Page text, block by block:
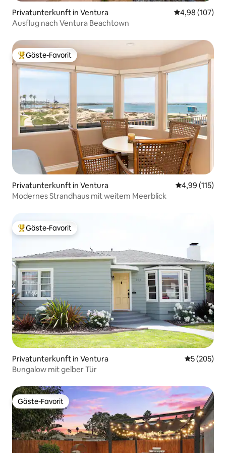
Privatunterkunft in Ventura
4,98 (107)
Ausflug nach Ventura Beachtown
Beliebter Gäste-Favorit.
Gäste-Favorit
Privatunterkunft in Ventura
4,99 (115)
Modernes Strandhaus mit weitem Meerblick
Beliebter Gäste-Favorit.
Gäste-Favorit
Privatunterkunft in Ventura
5 (205)
Bungalow mit gelber Tür
Gäste-Favorit
Gäste-Favorit